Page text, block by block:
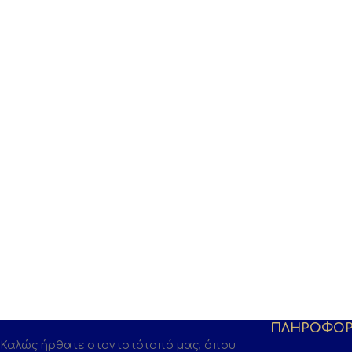
Καλώς ήρθατε στον ιστότοπό μας, όπου